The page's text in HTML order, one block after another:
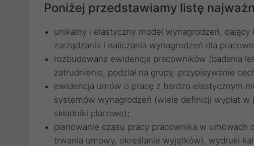
Poniżej przedstawiamy listę
unikalny i elastyczny model wynagrodzeń,
zarządzania i naliczania wynagrodzeń dla
rozbudowana ewidencja pracowników (badania
zatrudnienia, podział na grupy, przypisywanie
ewidencja umów o pracę z bardzo elastycznym
systemów wynagrodzeń (wiele definicji wypłat
składniki płacowe);
planowanie czasu pracy pracownika w umowach
trwania umowy, określanie wyjątków), wydruki